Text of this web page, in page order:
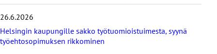
26.6.2026
Helsingin kaupungille sakko työtuomioistuimesta, syynä
työehtosopimuksen rikkominen